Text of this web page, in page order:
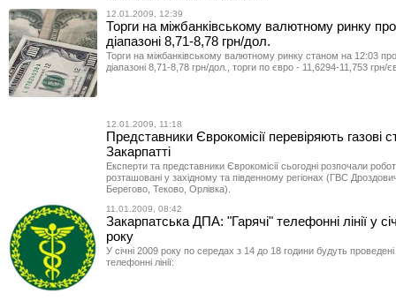
12.01.2009, 12:39
Торги на міжбанківському валютному ринку
діапазоні 8,71-8,78 грн/дол.
Торги на міжбанківському валютному ринку станом на 12:03
діапазоні 8,71-8,78 грн/дол., торги по євро - 11,6294-11,753 грн/
12.01.2009, 11:18
Представники Єврокомісії перевіряють газові
Закарпатті
Експерти та представники Єврокомісії сьогодні розпочали
розташовані у західному та південному регіонах (ГВС
Берегово, Теково, Орлівка).
11.01.2009, 08:42
Закарпатська ДПА: "Гарячі" телефонні лінії у
року
У січні 2009 року по середах з 14 до 18 години будуть проведені
телефонні лінії: